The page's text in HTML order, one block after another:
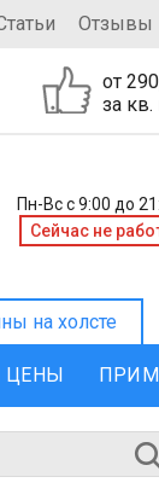
Отзывы
от
за кв.
Пн-Вс с 9:00 до
Cейчас не
на холсте
ЦЕНЫ